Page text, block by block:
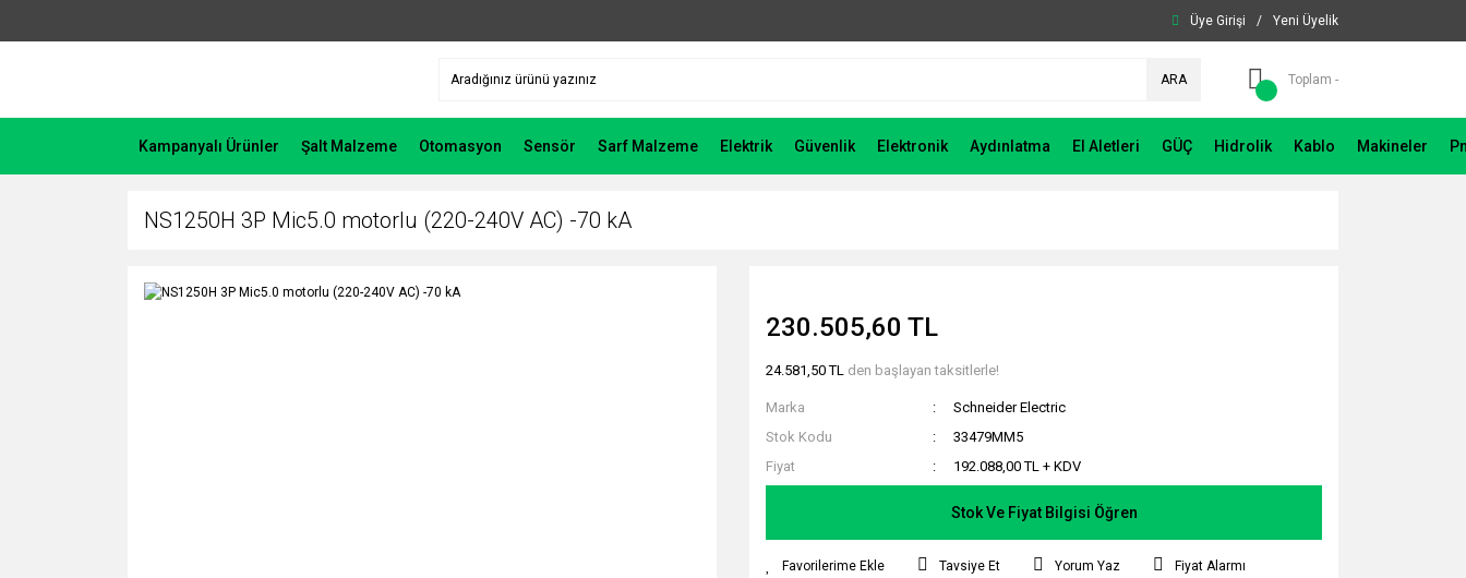
Üye Girişi / Yeni Üyelik
ARA Toplam -
Kampanyalı Ürünler Şalt Malzeme Otomasyon Sensör Sarf Malzeme Elektrik Güvenlik Elektronik Aydınlatma El Aletleri GÜÇ Hidrolik Kablo Makineler
NS1250H 3P Mic5.0 motorlu (220-240V AC) -70 kA
230.505,60 TL
24.581,50 TL den başlayan taksitlerle!
Marka
Schneider Electric
Stok Kodu
33479MM5
Fiyat
192.088,00 TL + KDV
Stok Ve Fiyat Bilgisi Öğren
Tavsiye Et Yorum Yaz Fiyat Alarmı